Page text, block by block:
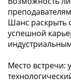
Шанс раскрыть
успешной
Место встречи: